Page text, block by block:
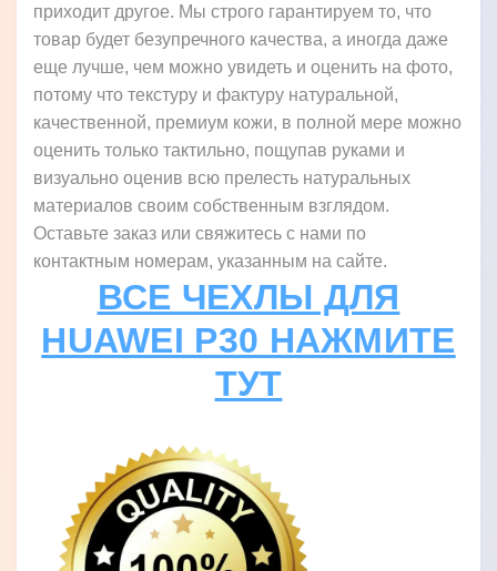
приходит другое. Мы строго гарантируем то, что
товар будет безупречного качества, а иногда даже
еще лучше, чем можно увидеть и оценить на фото,
потому что текстуру и фактуру натуральной,
качественной, премиум кожи, в полной мере можно
оценить только тактильно, пощупав руками и
визуально оценив всю прелесть натуральных
материалов своим собственным взглядом.
Оставьте заказ или свяжитесь с нами по
контактным номерам, указанным на сайте.
ВСЕ ЧЕХЛЫ ДЛЯ
HUAWEI P30 НАЖМИТЕ
ТУТ